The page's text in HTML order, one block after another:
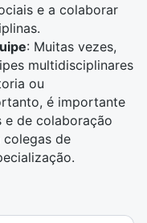
e a colaborar
: Muitas vezes,
multidisciplinares
ou
é importante
e de colaboração
de